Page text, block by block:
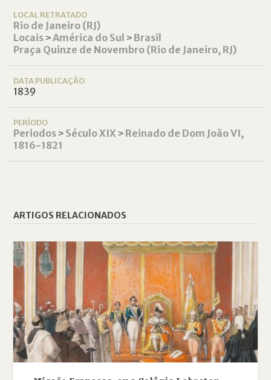
LOCAL RETRATADO
Rio de Janeiro (RJ)
Locais˃América do Sul ˃ Brasil
Praça Quinze de Novembro (Rio de Janeiro, RJ)
DATA PUBLICAÇÃO
1839
PERÍODO
Periodos˃ Século XIX ˃ Reinado de Dom João VI,
1816-1821
ARTIGOS RELACIONADOS